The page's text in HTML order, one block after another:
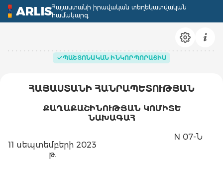
ARLISՀայաստանի իրավական տեղեկատվական
համակարգ
ՊԱՇՏՈՆԱԿԱՆ ԻՆԿՈՐՊՈՐԱՑԻԱ
ՀԱՅԱՍՏԱՆԻ ՀԱՆՐԱՊԵՏՈՒԹՅԱՆ
ՔԱՂԱՔԱՇԻՆՈՒԹՅԱՆ ԿՈՄԻՏԵ
ՆԱԽԱԳԱՀ
11 սեպտեմբերի 2023
թ.
N 07-Ն